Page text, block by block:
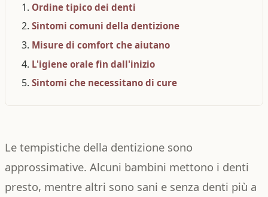
Ordine tipico dei denti
Sintomi comuni della dentizione
Misure di comfort che aiutano
L'igiene orale fin dall'inizio
Sintomi che necessitano di cure
Le tempistiche della dentizione sono
approssimative. Alcuni bambini mettono i denti
presto, mentre altri sono sani e senza denti più a